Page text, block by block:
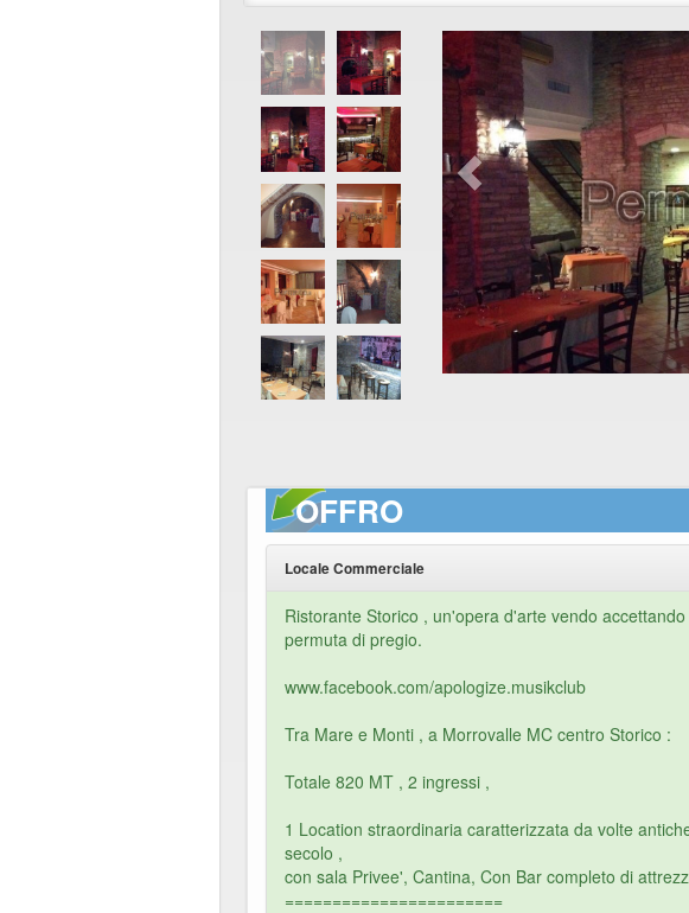
OFFRO
Locale Commerciale
Ristorante Storico , un'opera d'arte vendo accettando
permuta di pregio.
www.facebook.com/apologize.musikclub
Tra Mare e Monti , a Morrovalle MC centro Storico :
Totale 820 MT , 2 ingressi ,
1 Location straordinaria caratterizzata da volte
secolo ,
con sala Privee', Cantina, Con Bar completo di
=======================